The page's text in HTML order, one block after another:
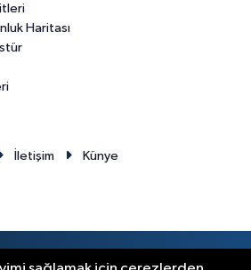
Haritası
İletişim
Künye